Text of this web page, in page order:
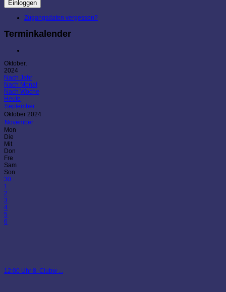
Einloggen
Zugangsdaten vergessen?
Terminkalender
Oktober,
2024
Nach Jahr
Nach Monat
Nach Woche
Heute
September
Oktober 2024
November
Mon
Die
Mit
Don
Fre
Sam
Son
30
1
2
3
4
5
6
12:00 Uhr 8. Clubw ...